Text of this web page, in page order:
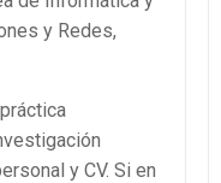
y Redes,
y CV. Si en